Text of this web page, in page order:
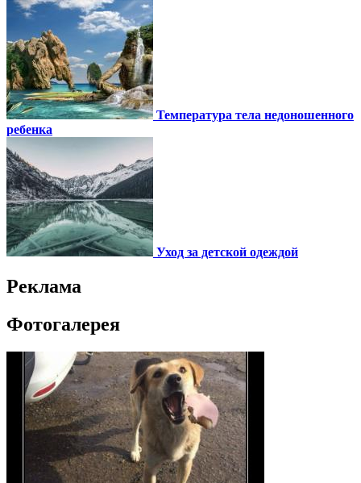
Температура тела недоношенного
ребенка
Уход за детской одеждой
Реклама
Фотогалерея